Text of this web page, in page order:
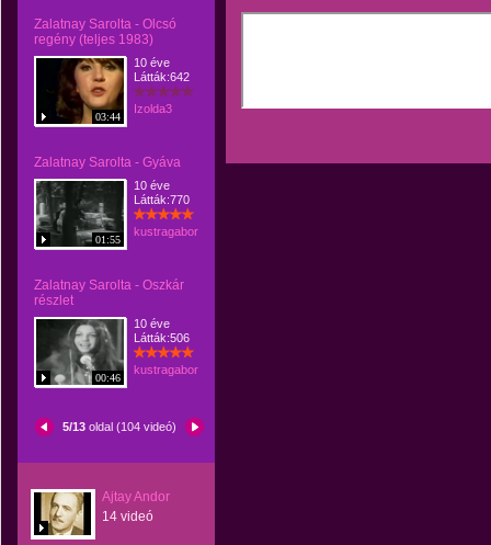
Zalatnay Sarolta - Olcsó
regény (teljes 1983)
03:44
10 éve
Látták:642
Izolda3
Zalatnay Sarolta - Gyáva
01:55
10 éve
Látták:770
kustragabor
Zalatnay Sarolta - Oszkár
részlet
00:46
10 éve
Látták:506
kustragabor
5/13 oldal (104 videó)
Ajtay Andor
14 videó